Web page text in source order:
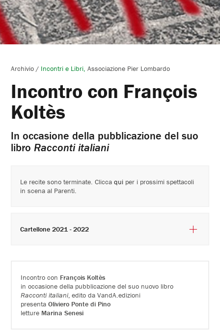
Archivio / Incontri e Libri Associazione Pier Lombardo
Incontro con François
Koltès
In occasione della pubblicazione del suo
libroRacconti italiani
Incontro con François Koltès
in occasione della pubblicazione del suo nuovo libro
Racconti italiani, edito da VandA.edizioni
presentaOliviero Ponte di Pino
letture Marina Senesi
Le recite sono terminate. Cliccaqui per i prossimi spettacoli
in scena al Parenti.
Cartellone 2021 - 2022